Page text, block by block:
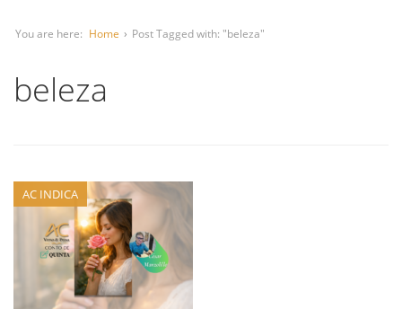
You are here: Home › Post Tagged with: "beleza"
beleza
AC INDICA